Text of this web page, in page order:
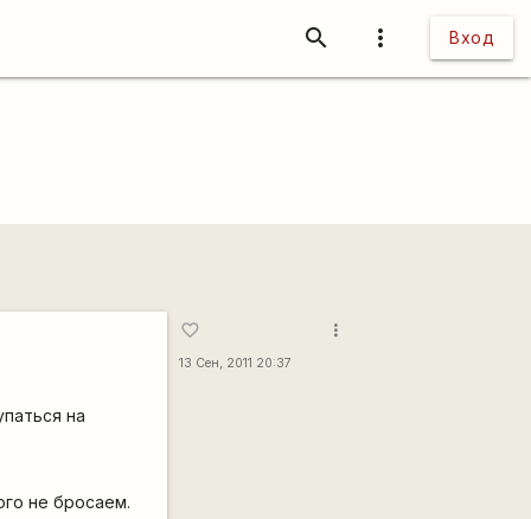
more_vert Вход
search
на
не бросаем.
favorite_border
13 Сен, 2011 20:37
more_vert